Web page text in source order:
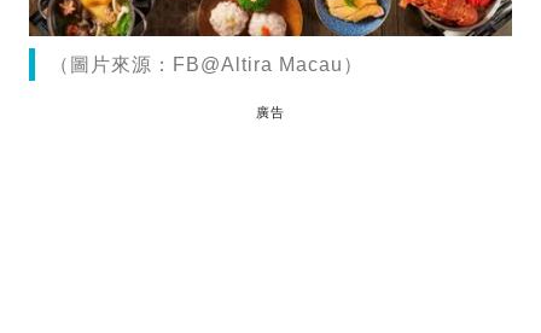
（圖片來源：FB@Altira Macau）
廣告